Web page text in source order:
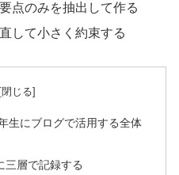
点のみを抽出して作る
して小さく約束する
生にブログで活用する全体
三層で記録する